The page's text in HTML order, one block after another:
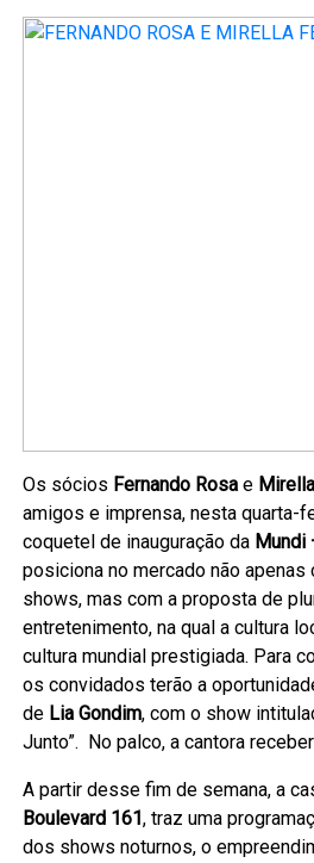
Os sócios Fernando Rosae
amigos e imprensa, nesta quarta-
coquetel de inauguração da
posiciona no mercado não apenas
shows, mas com a proposta de
entretenimento, na qual a cultura
cultura mundial prestigiada. Para
os convidados terão a
de Lia Gondim, com o show
Junto”. No palco, a cantora
A partir desse fim de semana, a
Boulevard 161, traz uma
dos shows noturnos, o